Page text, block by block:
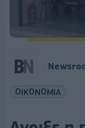
ΟΙΚΟΝΟΜΙΑ